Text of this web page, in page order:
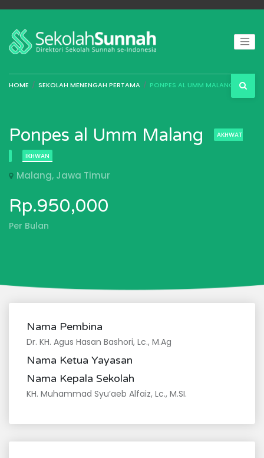
HOME SEKOLAH MENENGAH PERTAMA PONPES AL UMM MALANG
Ponpes al Umm Malang AKHWAT
IKHWAN
Malang, Jawa Timur
Rp.950,000
Per Bulan
Nama Pembina
Dr. KH. Agus Hasan Bashori, Lc., M.Ag
Nama Ketua Yayasan
Nama Kepala Sekolah
KH. Muhammad Syu’aeb Alfaiz, Lc., M.SI.